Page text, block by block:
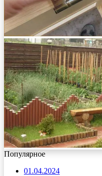
Популярное
01.04.2024